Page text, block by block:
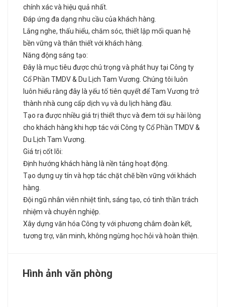
chính xác và hiệu quả nhất.
Đáp ứng đa dạng nhu cầu của khách hàng.
Lắng nghe, thấu hiểu, chăm sóc, thiết lập mối quan hệ
bền vững và thân thiết với khách hàng.
Năng động sáng tạo:
Đây là mục tiêu được chú trọng và phát huy tại Công ty
Cổ Phần TMDV & Du Lịch Tam Vương. Chúng tôi luôn
luôn hiểu rằng đây là yếu tố tiên quyết để Tam Vương trở
thành nhà cung cấp dịch vụ và du lịch hàng đầu.
Tạo ra được nhiều giá trị thiết thực và đem tới sự hài lòng
cho khách hàng khi hợp tác với Công ty Cổ Phần TMDV &
Du Lịch Tam Vương.
Giá trị cốt lõi:
Định hướng khách hàng là nền tảng hoạt động.
Tạo dựng uy tín và hợp tác chặt chẽ bền vững với khách
hàng.
Đội ngũ nhân viên nhiệt tình, sáng tạo, có tinh thần trách
nhiệm và chuyên nghiệp.
Xây dựng văn hóa Công ty với phương châm đoàn kết,
tương trợ, văn minh, không ngừng học hỏi và hoàn thiện.
Hình ảnh văn phòng